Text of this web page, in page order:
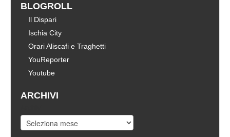
BLOGROLL
Il Dispari
Ischia City
Orari Aliscafi e Traghetti
YouReporter
Youtube
ARCHIVI